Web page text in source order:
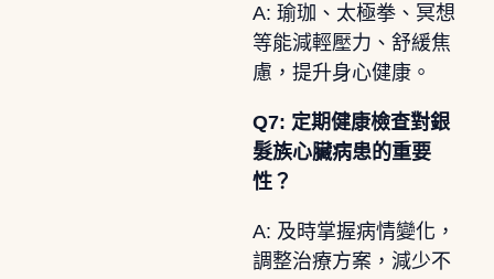
A: 瑜珈、太極拳、冥想
等能減輕壓力、舒緩焦
慮，提升身心健康。
Q7: 定期健康檢查對銀
髮族心臟病患的重要
性？
A: 及時掌握病情變化，
調整治療方案，減少不